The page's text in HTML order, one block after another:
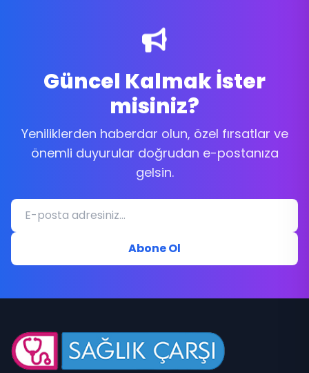
Güncel Kalmak İster
misiniz?
Yeniliklerden haberdar olun, özel fırsatlar ve
önemli duyurular doğrudan e-postanıza
gelsin.
Abone Ol